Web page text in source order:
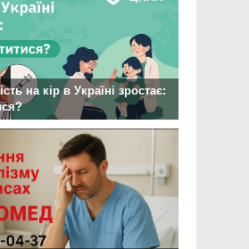
на кір в Україні зростає: